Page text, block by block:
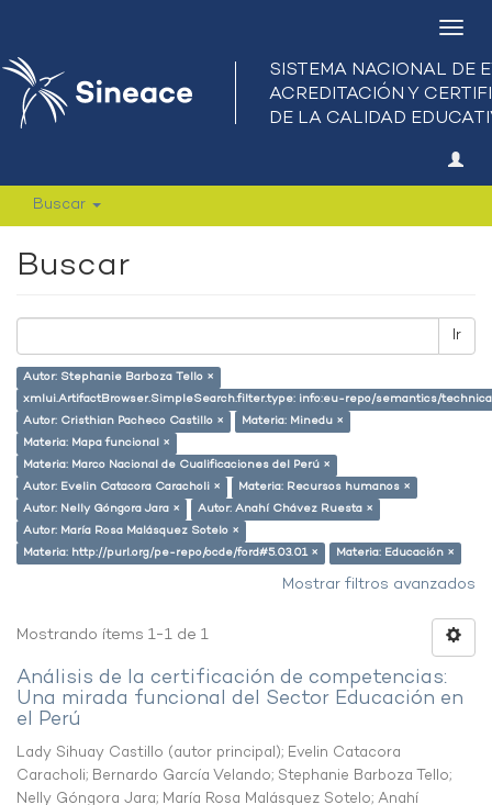
Buscar
Buscar
Ir
Autor: Stephanie Barboza Tello ×
xmlui.ArtifactBrowser.SimpleSearch.filter.type: info:eu-repo/semantics/
Autor: Cristhian Pacheco Castillo ×
Materia: Minedu ×
Materia: Mapa funcional ×
Materia: Marco Nacional de Cualificaciones del Perú ×
Autor: Evelin Catacora Caracholi ×
Materia: Recursos humanos ×
Autor: Nelly Góngora Jara ×
Autor: Anahí Chávez Ruesta ×
Autor: María Rosa Malásquez Sotelo ×
Materia: http://purl.org/pe-repo/ocde/ford#5.03.01 ×
Materia: Educación ×
Mostrar filtros avanzados
Mostrando ítems 1-1 de 1
Análisis de la certificación de competencias:
Una mirada funcional del Sector Educación en
el Perú
Lady Sihuay Castillo (autor principal); Evelin Catacora
Caracholi; Bernardo García Velando; Stephanie Barboza Tello;
Nelly Góngora Jara; María Rosa Malásquez Sotelo; Anahí